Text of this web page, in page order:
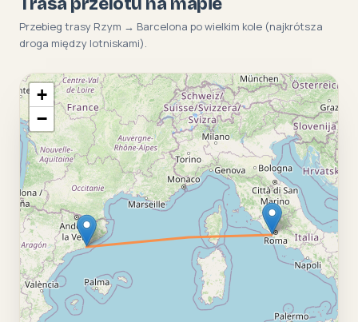
Przebieg trasy Rzym → Barcelona po wielkim kole (najkrótsza
droga między lotniskami).
+
−